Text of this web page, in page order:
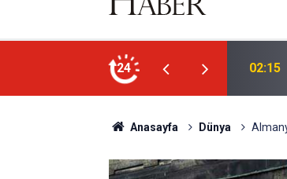
24
i havaînin kulağına girip dilinden çıktığı
01:45
Anasayfa Dünya